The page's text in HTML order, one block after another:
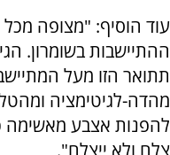
עוד הוסיף: "מצופה
ההתיישבות בשומרון.
תתואר הזו מעל
מהדה-לגיטימציה
להפנות אצבע מאשימה
צלח ולא ייצלח".